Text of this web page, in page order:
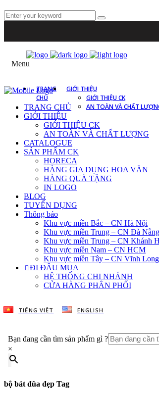
Menu
TRANG
CHỦ
GIỚI THIỆU
GIỚI THIỆU CK
AN TOÀN VÀ CHẤT
TRANG CHỦ
GIỚI THIỆU
GIỚI THIỆU CK
AN TOÀN VÀ CHẤT LƯỢNG
CATALOGUE
SẢN PHẨM CK
HORECA
HÀNG GIA DỤNG HOA VĂN
HÀNG QUÀ TẶNG
IN LOGO
BLOG
TUYỂN DỤNG
Thông báo
Khu vực miền Bắc – CN Hà Nội
Khu vực miền Trung – CN Đà Nẵng
Khu vực miền Trung – CN Khánh
Khu vực miền Nam – CN HCM
Khu vực miền Tây – CN Vĩnh Long
ĐI ĐÂU MUA
HỆ THỐNG CHI NHÁNH
CỬA HÀNG PHÂN PHỐI
TIẾNG VIỆT ENGLISH
Bạn đang cần tìm sản phẩm gì ?
×
bộ bát đũa đẹp Tag